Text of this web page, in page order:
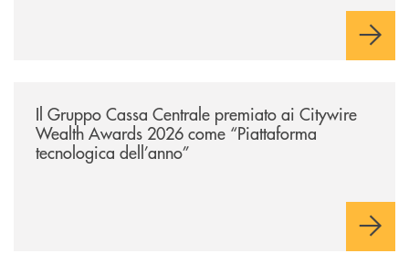
Il Gruppo Cassa Centrale premiato ai Citywire
Wealth Awards 2026 come “Piattaforma
tecnologica dell’anno”